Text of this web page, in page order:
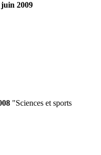
2009
"Sciences et sports